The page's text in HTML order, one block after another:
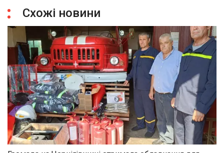
Схожі новини